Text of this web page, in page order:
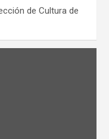
de Cultura de